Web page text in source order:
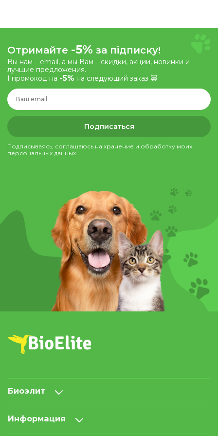
Отримайте -5% за підписку!
Вы нам – email, а мы Вам – скидки, акции, новинки и
лучшие предложения.
І промокод на -5% на следующий заказ 😸
Подписаться
Подписываясь, соглашаюсь на хранение и обработку моих
персональных данных.
Биоэлит
Информация